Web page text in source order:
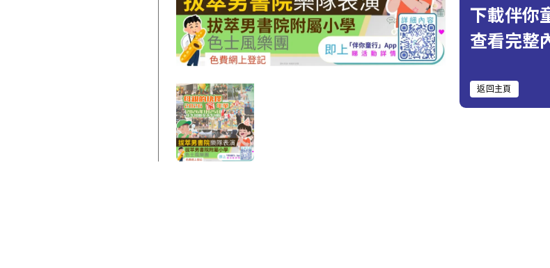
下載伴你
查看完整
返回主頁